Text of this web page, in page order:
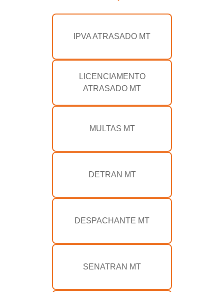
IPVA ATRASADO MT
LICENCIAMENTO
ATRASADO MT
MULTAS MT
DETRAN MT
DESPACHANTE MT
SENATRAN MT